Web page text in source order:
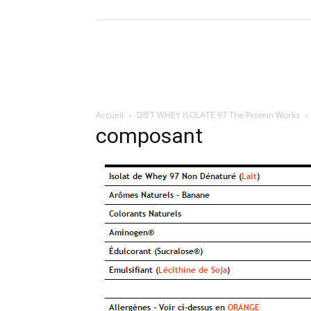
Accueil DIET WHEY ISOLATE 97 The Protein Works
composant